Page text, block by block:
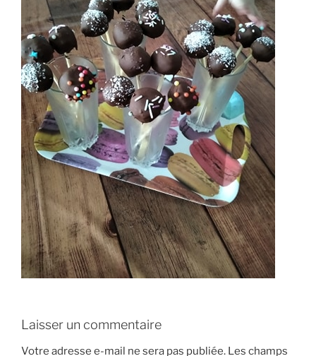
Laisser un commentaire
Votre adresse e-mail ne sera pas publiée. Les champs